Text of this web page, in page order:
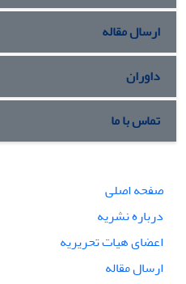
ارسال مقاله
داوران
تماس با ما
صفحه اصلی
درباره نشریه
اعضای هیات تحریریه
ارسال مقاله